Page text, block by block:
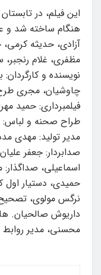
هنگام ساخته شد و
آزادی، حدیثه
مظفری، غلام رنجبر،
نویسنده و
چاوشیان، مجری
فیلمبرداری: حمید
طراح صحنه و لباس:
مدیر تولید: مهدی
صدابردار: جعفر
اسماعیلی، صداگذار:
حمیدی، دستیار اول
نرگس مولوی،
داریوش صالحیان.
محسنی، مدیر